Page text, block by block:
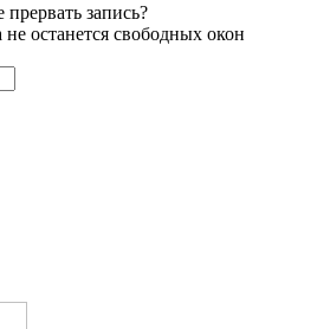
запись?
останется свободных окон